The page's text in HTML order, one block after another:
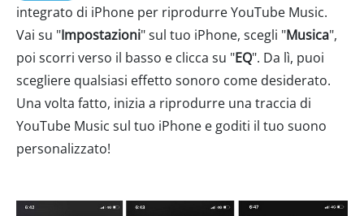
integrato di iPhone per riprodurre YouTube Music.
Vai su "Impostazioni" sul tuo iPhone, scegli "Musica",
poi scorri verso il basso e clicca su "EQ". Da lì, puoi
scegliere qualsiasi effetto sonoro come desiderato.
Una volta fatto, inizia a riprodurre una traccia di
YouTube Music sul tuo iPhone e goditi il tuo suono
personalizzato!